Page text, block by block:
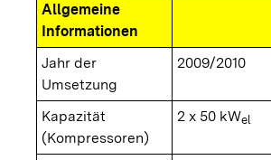
Allgemeine
Informationen
Jahr der
Umsetzung
2009/2010
Kapazität
(Kompressoren)
2 x 50 kWel